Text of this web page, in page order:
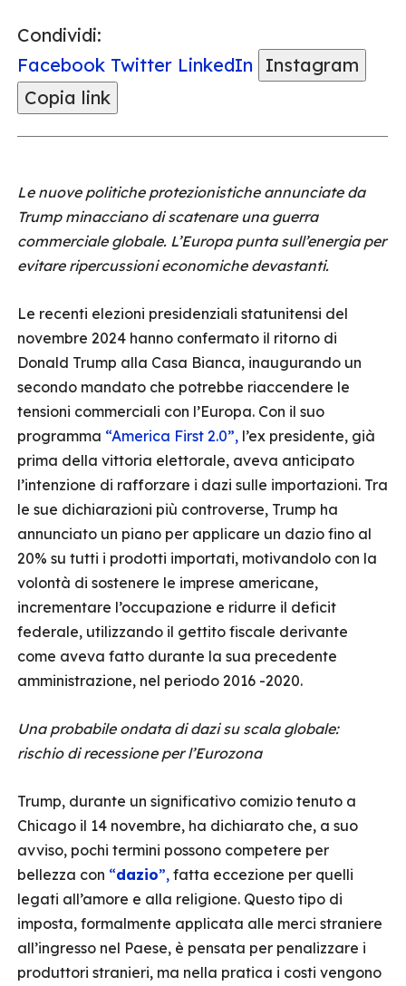
Condividi:
Facebook Twitter LinkedIn
Instagram
Copia link
Le nuove politiche protezionistiche annunciate da
Trump minacciano di scatenare una guerra
commerciale globale. L’Europa punta sull’energia per
evitare ripercussioni economiche devastanti.
Le recenti elezioni presidenziali statunitensi del
novembre 2024 hanno confermato il ritorno di
Donald Trump alla Casa Bianca, inaugurando un
secondo mandato che potrebbe riaccendere le
tensioni commerciali con l’Europa. Con il suo
programma “America First 2.0”, l’ex presidente, già
prima della vittoria elettorale, aveva anticipato
l’intenzione di rafforzare i dazi sulle importazioni. Tra
le sue dichiarazioni più controverse, Trump ha
annunciato un piano per applicare un dazio fino al
20% su tutti i prodotti importati, motivandolo con la
volontà di sostenere le imprese americane,
incrementare l’occupazione e ridurre il deficit
federale, utilizzando il gettito fiscale derivante
come aveva fatto durante la sua precedente
amministrazione, nel periodo 2016 -2020.
Una probabile ondata di dazi su scala globale:
rischio di recessione per l’Eurozona
Trump, durante un significativo comizio tenuto a
Chicago il 14 novembre, ha dichiarato che, a suo
avviso, pochi termini possono competere per
bellezza con “dazio”, fatta eccezione per quelli
legati all’amore e alla religione. Questo tipo di
imposta, formalmente applicata alle merci straniere
all’ingresso nel Paese, è pensata per penalizzare i
produttori stranieri, ma nella pratica i costi vengono